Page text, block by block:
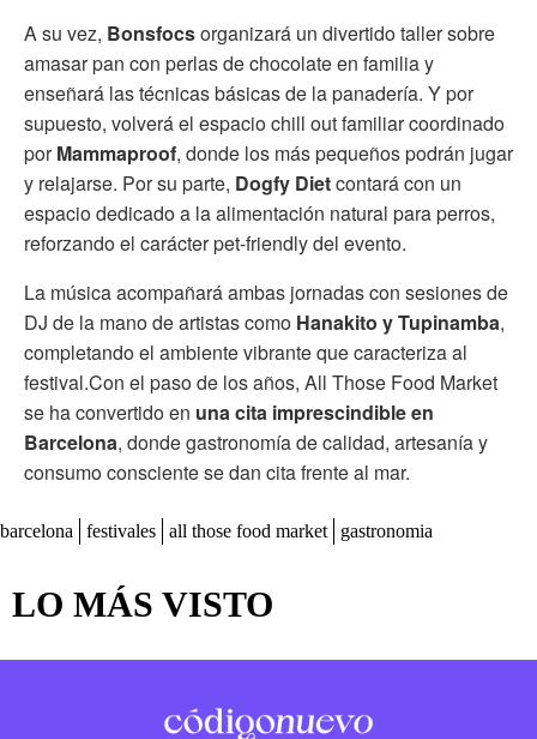
A su vez, Bonsfocsorganizará un divertido taller sobre
amasar pan con perlas de chocolate en familia y
enseñará las técnicas básicas de la panadería. Y por
supuesto, volverá el espacio chill out familiar coordinado
porMammaproof, donde los más pequeños podrán jugar
y relajarse. Por su parte, Dogfy Dietcontará con un
espacio dedicado a la alimentación natural para perros,
reforzando el carácter pet-friendly del evento.
La música acompañará ambas jornadas con sesiones de
DJ de la mano de artistas como Hanakito y Tupinamba,
completando el ambiente vibrante que caracteriza al
festival.Con el paso de los años, All Those Food Market
se ha convertido en una cita imprescindible en
Barcelona, donde gastronomía de calidad, artesanía y
consumo consciente se dan cita frente al mar.
barcelona festivales all those food market gastronomia
LO MÁS VISTO